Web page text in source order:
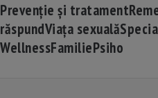
Prevenție și tratament
răspundViața sexuală
WellnessFamiliePsiho